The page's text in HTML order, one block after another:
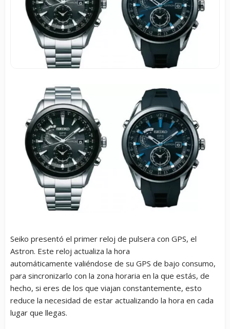
Seiko presentó el primer reloj de pulsera con GPS, el
Astron. Este reloj actualiza la hora
automáticamente valiéndose de su GPS de bajo consumo,
para sincronizarlo con la zona horaria en la que estás, de
hecho, si eres de los que viajan constantemente, esto
reduce la necesidad de estar actualizando la hora en cada
lugar que llegas.